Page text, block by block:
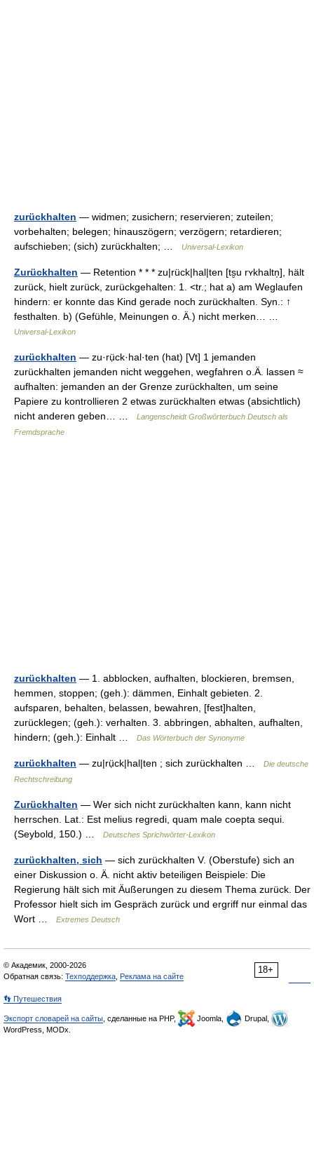
zurückhalten — widmen; zusichern; reservieren; zuteilen;
vorbehalten; belegen; hinauszögern; verzögern; retardieren;
aufschieben; (sich) zurückhalten; …
Universal-Lexikon
Zurückhalten — Retention * * * zu|rück|hal|ten [ts̮u rʏkhaltn̩], hält
zurück, hielt zurück, zurückgehalten: 1. <tr.; hat a) am Weglaufen
hindern: er konnte das Kind gerade noch zurückhalten. Syn.: ↑
festhalten. b) (Gefühle, Meinungen o. Ä.) nicht merken… …
Universal-Lexikon
zurückhalten — zu·rụ̈ck·hal·ten (hat) [Vt] 1 jemanden
zurückhalten jemanden nicht weggehen, wegfahren o.Ä. lassen ≈
aufhalten: jemanden an der Grenze zurückhalten, um seine
Papiere zu kontrollieren 2 etwas zurückhalten etwas (absichtlich)
nicht anderen geben… …
Langenscheidt Großwörterbuch Deutsch als
Fremdsprache
zurückhalten — 1. abblocken, aufhalten, blockieren, bremsen,
hemmen, stoppen; (geh.): dämmen, Einhalt gebieten. 2.
aufsparen, behalten, belassen, bewahren, [fest]halten,
zurücklegen; (geh.): verhalten. 3. abbringen, abhalten, aufhalten,
hindern; (geh.): Einhalt …
Das Wörterbuch der Synonyme
zurückhalten — zu|rụ̈ck|hal|ten ; sich zurückhalten …
Die deutsche
Rechtschreibung
Zurückhalten — Wer sich nicht zurückhalten kann, kann nicht
herrschen. Lat.: Est melius regredi, quam male coepta sequi.
(Seybold, 150.) …
Deutsches Sprichwörter-Lexikon
zurückhalten, sich — sich zurückhalten V. (Oberstufe) sich an
einer Diskussion o. Ä. nicht aktiv beteiligen Beispiele: Die
Regierung hält sich mit Äußerungen zu diesem Thema zurück. Der
Professor hielt sich im Gespräch zurück und ergriff nur einmal das
Wort …
Extremes Deutsch
18+
© Академик, 2000-2026
Обратная связь: Техподдержка Реклама на сайте
👣 Путешествия
Экспорт словарей на сайты , сделанные на PHP, Joomla,
Drupal,
WordPress, MODx.